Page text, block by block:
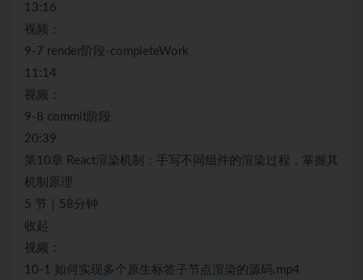
13:16
视频：
9-7 render阶段-completeWork
11:14
视频：
9-8 commit阶段
20:39
第10章 React渲染机制：手写不同组件的渲染过程，掌握其
机制原理
5 节｜58分钟
收起
视频：
10-1 如何实现多个原生标签子节点渲染的源码.mp4